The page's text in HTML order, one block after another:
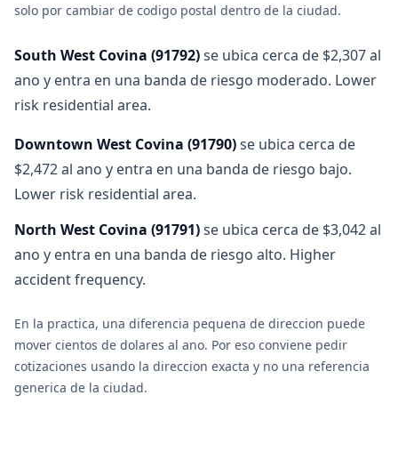
solo por cambiar de codigo postal dentro de la ciudad.
South West Covina (91792)se ubica cerca de $2,307 al
ano y entra en una banda de riesgo moderado. Lower
risk residential area.
Downtown West Covina (91790)se ubica cerca de
$2,472 al ano y entra en una banda de riesgo bajo.
Lower risk residential area.
North West Covina (91791)se ubica cerca de $3,042 al
ano y entra en una banda de riesgo alto. Higher
accident frequency.
En la practica, una diferencia pequena de direccion puede
mover cientos de dolares al ano. Por eso conviene pedir
cotizaciones usando la direccion exacta y no una referencia
generica de la ciudad.